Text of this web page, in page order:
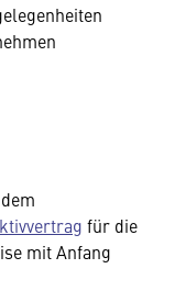
für die
mit Anfang